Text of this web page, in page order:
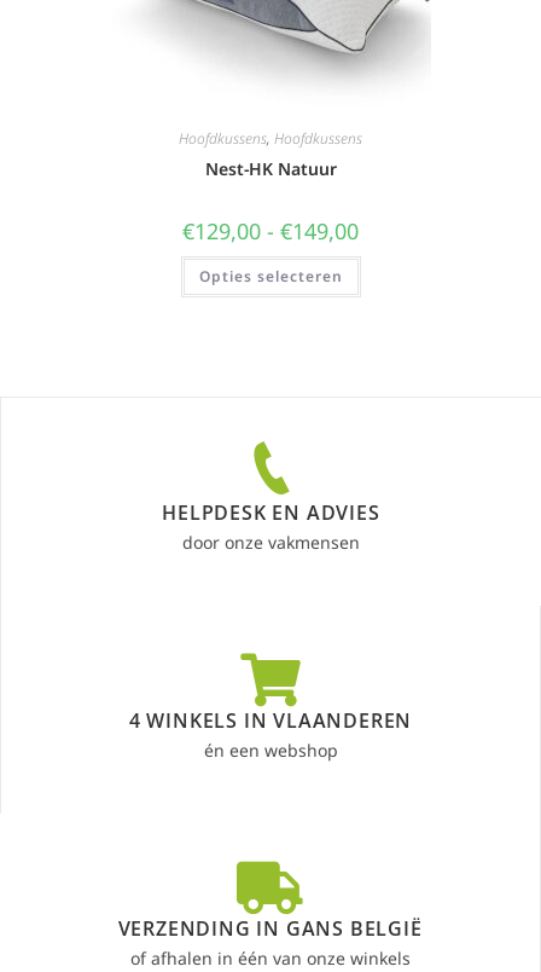
Hoofdkussens, Hoofdkussens
Nest-HK Natuur
€129,00 - €149,00
Opties selecteren
HELPDESK EN ADVIES
door onze vakmensen
4 WINKELS IN VLAANDEREN
én een webshop
VERZENDING IN GANS BELGIË
of afhalen in één van onze winkels